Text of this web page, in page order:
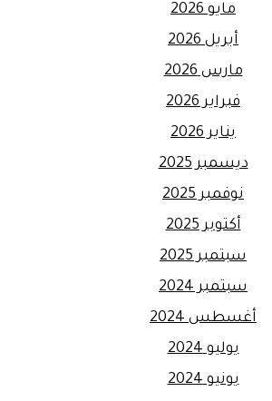
مايو 2026
أبريل 2026
مارس 2026
فبراير 2026
يناير 2026
ديسمبر 2025
نوفمبر 2025
أكتوبر 2025
سبتمبر 2025
سبتمبر 2024
أغسطس 2024
يوليو 2024
يونيو 2024